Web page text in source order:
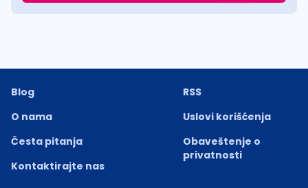
Blog
O nama
Česta pitanja
Kontaktirajte nas
RSS
Uslovi korišćenja
Obaveštenje o
privatnosti